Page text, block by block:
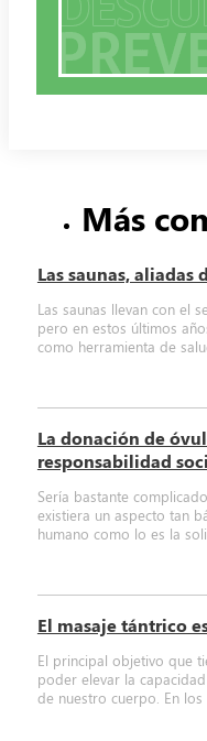
Más
Las saunas, aliadas
Las saunas llevan con el
pero en estos últimos
como herramienta de
La donación de
responsabilidad
Sería bastante
existiera un aspecto tan
humano como lo es la
El masaje tántrico
El principal objetivo que
poder elevar la
de nuestro cuerpo. En